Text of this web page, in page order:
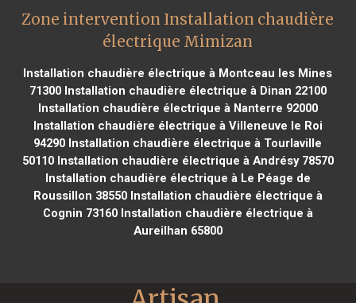
Zone intervention Installation chaudière
électrique Mimizan
Installation chaudière électrique à Montceau les Mines
71300Installation chaudière électrique à Dinan 22100
Installation chaudière électrique à Nanterre 92000
Installation chaudière électrique à Villeneuve le Roi
94290 Installation chaudière électrique à Tourlaville
50110Installation chaudière électrique à Andrésy 78570
Installation chaudière électrique à Le Péage de
Roussillon 38550Installation chaudière électrique à
Cognin 73160Installation chaudière électrique à
Aureilhan 65800